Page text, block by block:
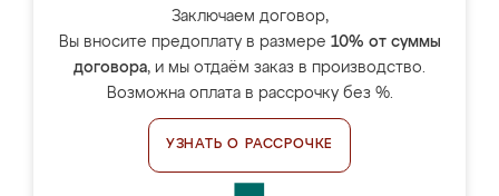
Заключаем договор,
Вы вносите предоплату в размере 10% от суммы
договора, и мы отдаём заказ в производство.
Возможна оплата в рассрочку без %.
УЗНАТЬ О РАССРОЧКЕ